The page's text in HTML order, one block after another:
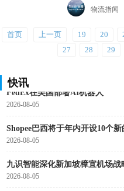
物流指闻
首页 上一页 19 20
27
28 29
快讯
于东来：未来三年不参与帮扶
2026-08-05
菜鸟发布"全球三日达"
FedEx在美国部署AI机器人
2026-08-05
Shopee巴西将于年内开设10个
2026-08-05
九识智能深化新加坡樟宜机场战
2026-08-05